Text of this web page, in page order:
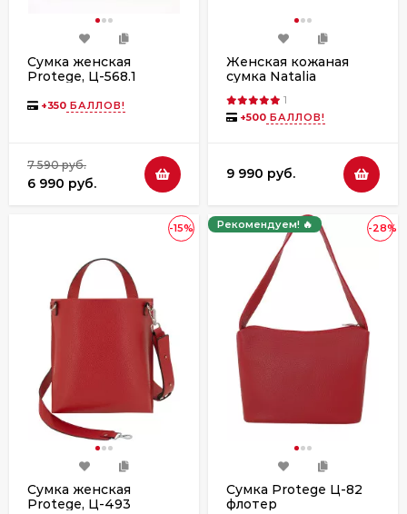
Сумка женская
Protege, Ц-568.1
+350 БАЛЛОВ!
7 590 руб.
6 990 руб.
Женская кожаная
сумка Natalia
красный крокодил
1
+500 БАЛЛОВ!
9 990 руб.
-15%
Сумка женская
Protege, Ц-493
-28%
Рекомендуем! 🔥
Сумка Protege Ц-82
флотер